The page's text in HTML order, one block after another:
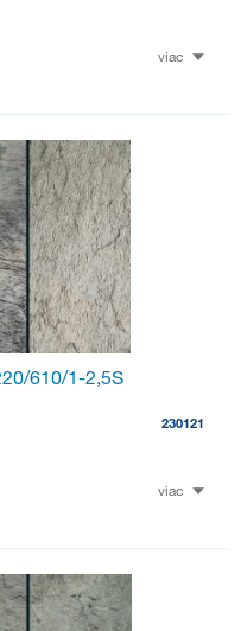
viac
610/1-2,5S
230121
viac